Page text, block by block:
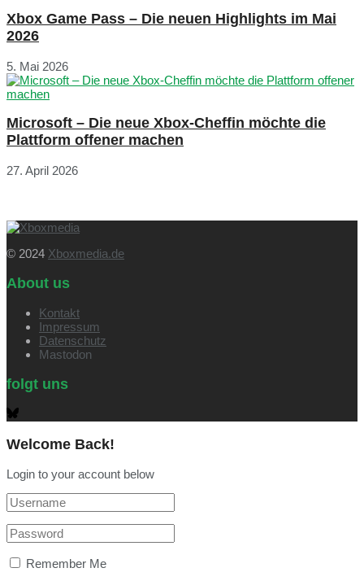
Xbox Game Pass – Die neuen Highlights im Mai
2026
5. Mai 2026
Microsoft – Die neue Xbox-Cheffin möchte die
Plattform offener machen
27. April 2026
© 2024 Xboxmedia.de
About us
Kontakt
Impressum
Datenschutz
Mastodon
folgt uns
Welcome Back!
Login to your account below
Remember Me